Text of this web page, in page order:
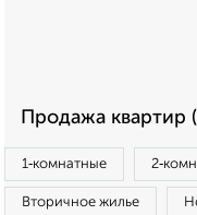
Продажа квартир
1‑комнатные
Вторичное жилье